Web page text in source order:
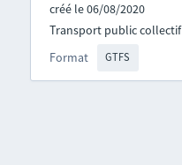
créé le 06/08/2020
Format GTFS
Transport public collectif